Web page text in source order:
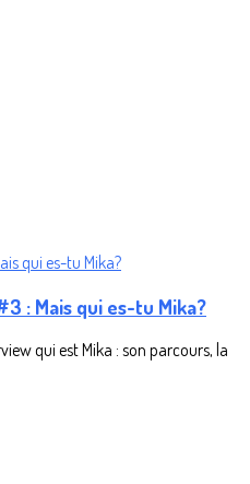
: Mais qui es-tu Mika?
qui est Mika : son parcours, la